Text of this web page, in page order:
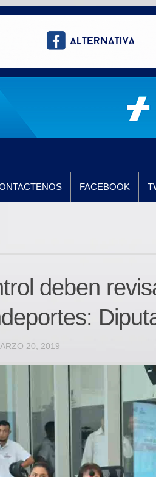
FACEBOOK
deben
20, 2019